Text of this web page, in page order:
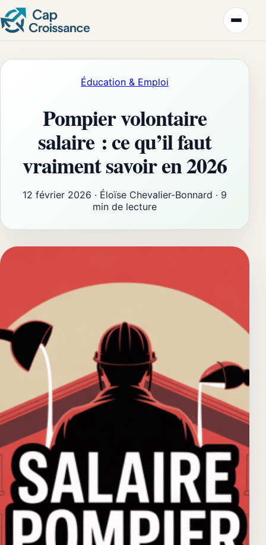
Éducation & Emploi
Pompier volontaire
salaire : ce qu’il faut
vraiment savoir en 2026
12 février 2026 · Éloïse Chevalier-Bonnard · 9
min de lecture